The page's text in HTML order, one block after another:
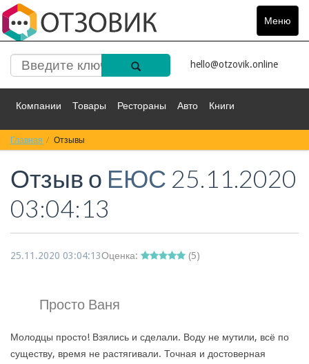
Меню
Toggle
hello@otzovik.online
Компании Товары Рестораны Авто Книги
Спорт Фильмы
Красота Здоровье Остальное
Главная Отзывы
Отзыв о ЕЮС 25.11.2020
03:04:13
25.11.2020 03:04:13Оценка: (5)
Просто Ваня
Молодцы просто! Взялись и сделали. Воду не мутили, всё по
существу, время не растягивали. Точная и достоверная